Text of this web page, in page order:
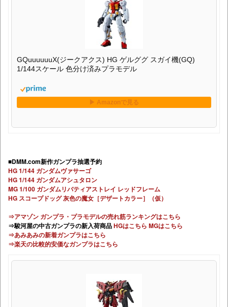
GQuuuuuuX(ジークアクス) HG ゲルググ スガイ機(GQ)
1/144スケール 色分け済みプラモデル
■DMM.com新作ガンプラ抽選予約
HG 1/144 ガンダムヴァサーゴ
HG 1/144 ガンダムアシュタロン
MG 1/100 ガンダムリバティアストレイ レッドフレーム
HG スコープドッグ 灰色の魔女［デザートカラー］（仮）
⇒アマゾン ガンプラ・プラモデルの売れ筋ランキングはこちら
⇒駿河屋の中古ガンプラの新入荷商品HGはこちら MGはこちら
⇒あみあみの新着ガンプラはこちら
⇒楽天の比較的安価なガンプラはこちら